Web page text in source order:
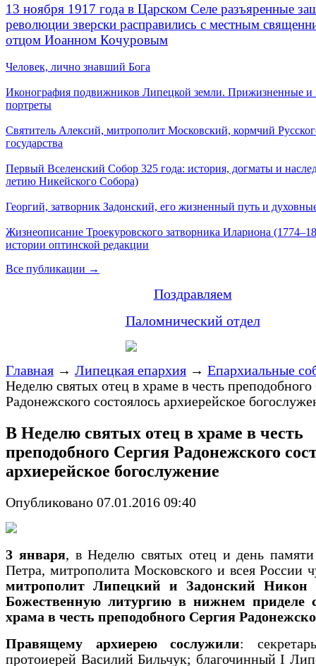
13 ноября 1917 года в Царском Селе разъяренные
революции зверски расправились с местным
отцом Иоанном Кочуровым
Человек, лично знавший Бога
Иконография подвижников Липецкой земли. Прижизненные и
портреты
Святитель Алексий, митрополит Московский, кормчий
государства
Первый Вселенский Собор 325 года: история, догматы и
летию Никейского Собора)
Георгий, затворник Задонский, его жизненный путь и
Жизнеописание Троекуровского затворника Илариона
истории оптинской редакции
Все публикации →
Поздравляем
Паломнический отдел
Главная → Липецкая епархия → Епархиальные
Неделю святых отец в храме в честь преподобного
Радонежского состоялось архиерейское
В Неделю святых отец в храме в честь
преподобного Сергия Радонежского
архиерейское богослужение
Опубликовано 07.01.2016 09:40
3 января, в Неделю святых отец и день памяти
Петра, митрополита Московского и всея России
митрополит Липецкий и Задонский Никон
Божественную литургию в нижнем приделе
храма в честь преподобного Сергия
Правящему архиерею сослужили:
протоиерей Василий Бильчук; благочинный I